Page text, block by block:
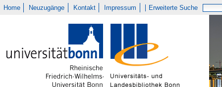
Home Neuzugänge Kontakt Impressum Erweiterte Suche